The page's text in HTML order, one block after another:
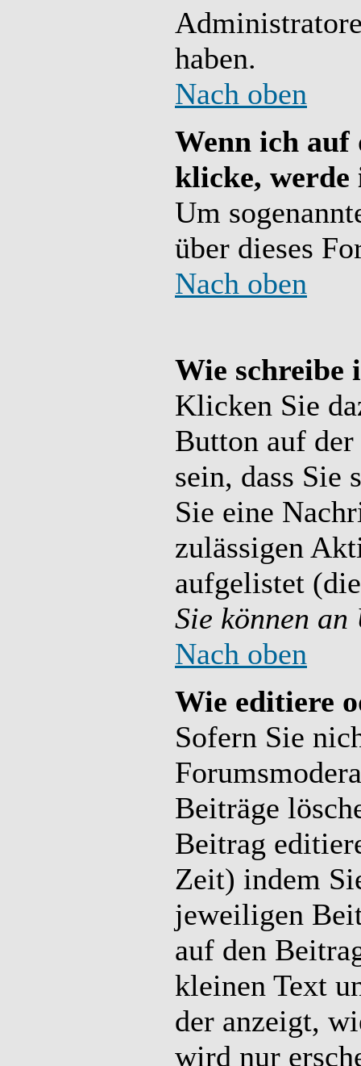
haben.
Nach oben
Wenn ich auf
klicke, werde
Um
über dieses
Nach oben
Wie schreibe
Klicken Sie
Button auf
sein, dass Sie
Sie eine
zulässigen
aufgelistet
Sie können
Nach oben
Wie editiere
Sofern Sie
Beiträge
Beitrag
Zeit) indem
jeweiligen
auf den
kleinen Text
der anzeigt,
wird nur